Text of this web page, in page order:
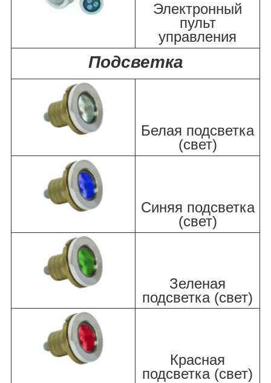
Электронный
пульт
управления
Подсветка
Белая подсветка
(свет)
Синяя подсветка
(свет)
Зеленая
подсветка (свет)
Красная
подсветка (свет)